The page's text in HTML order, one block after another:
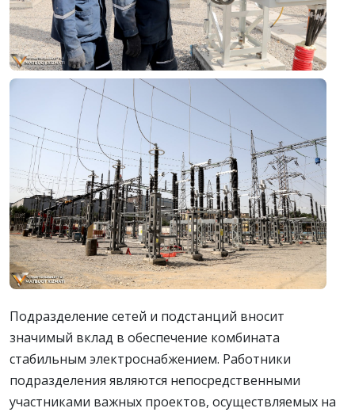
Подразделение сетей и подстанций вносит
значимый вклад в обеспечение комбината
стабильным электроснабжением. Работники
подразделения являются непосредственными
участниками важных проектов, осуществляемых на